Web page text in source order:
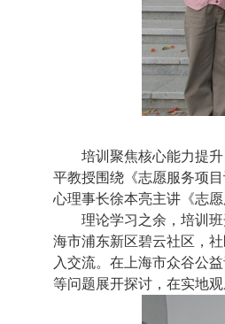
培训聚焦核心能力提
平教授围绕 《志愿服务项
心理事长徐本亮主讲 《志
理论学习之余，培训
海市浦东新区碧云社区，
入交流。在上海市众谷公
等问题展开探讨，在实地观